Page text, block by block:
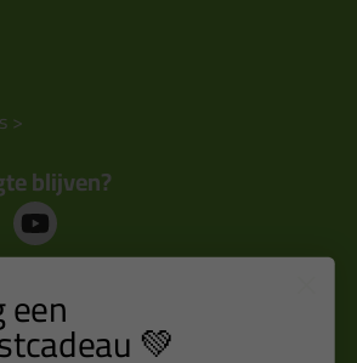
>
blijven?
deals rechtstreeks in je
💚